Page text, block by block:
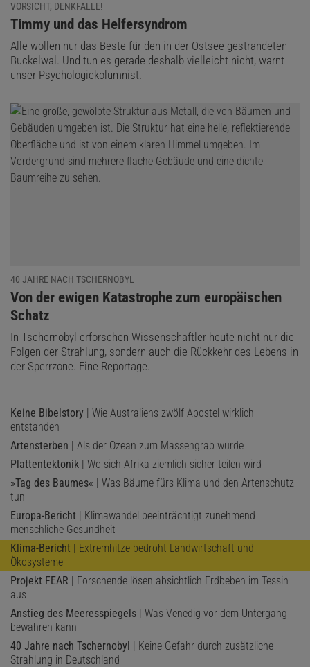
VORSICHT, DENKFALLE!
:
Timmy und das Helfersyndrom
Alle wollen nur das Beste für den in der Ostsee gestrandeten
Buckelwal. Und tun es gerade deshalb vielleicht nicht, warnt
unser Psychologiekolumnist.
40 JAHRE NACH TSCHERNOBYL
:
Von der ewigen Katastrophe zum europäischen
Schatz
In Tschernobyl erforschen Wissenschaftler heute nicht nur die
Folgen der Strahlung, sondern auch die Rückkehr des Lebens in
der Sperrzone. Eine Reportage.
Keine Bibelstory | Wie Australiens zwölf Apostel wirklich
entstanden
Artensterben | Als der Ozean zum Massengrab wurde
Plattentektonik | Wo sich Afrika ziemlich sicher teilen wird
»Tag des Baumes« | Was Bäume fürs Klima und den Artenschutz
tun
Europa-Bericht | Klimawandel beeinträchtigt zunehmend
menschliche Gesundheit
Klima-Bericht | Extremhitze bedroht Landwirtschaft und
Ökosysteme
Projekt FEAR | Forschende lösen absichtlich Erdbeben im Tessin
aus
Anstieg des Meeresspiegels | Was Venedig vor dem Untergang
bewahren kann
40 Jahre nach Tschernobyl | Keine Gefahr durch zusätzliche
Strahlung in Deutschland